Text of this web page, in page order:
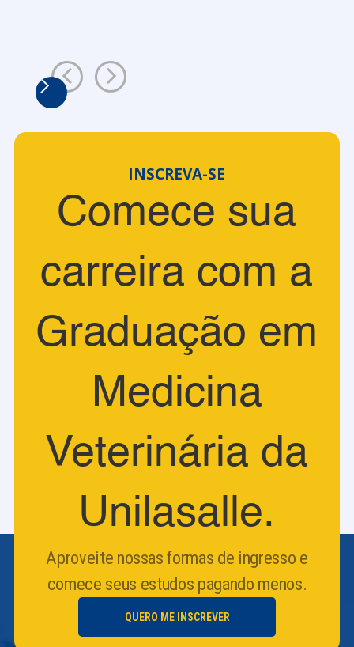
INSCREVA-SE
Comece sua
carreira com a
Graduação em
Medicina
Veterinária da
Unilasalle.
Aproveite nossas formas de ingresso e
comece seus estudos pagando menos.
QUERO ME INSCREVER